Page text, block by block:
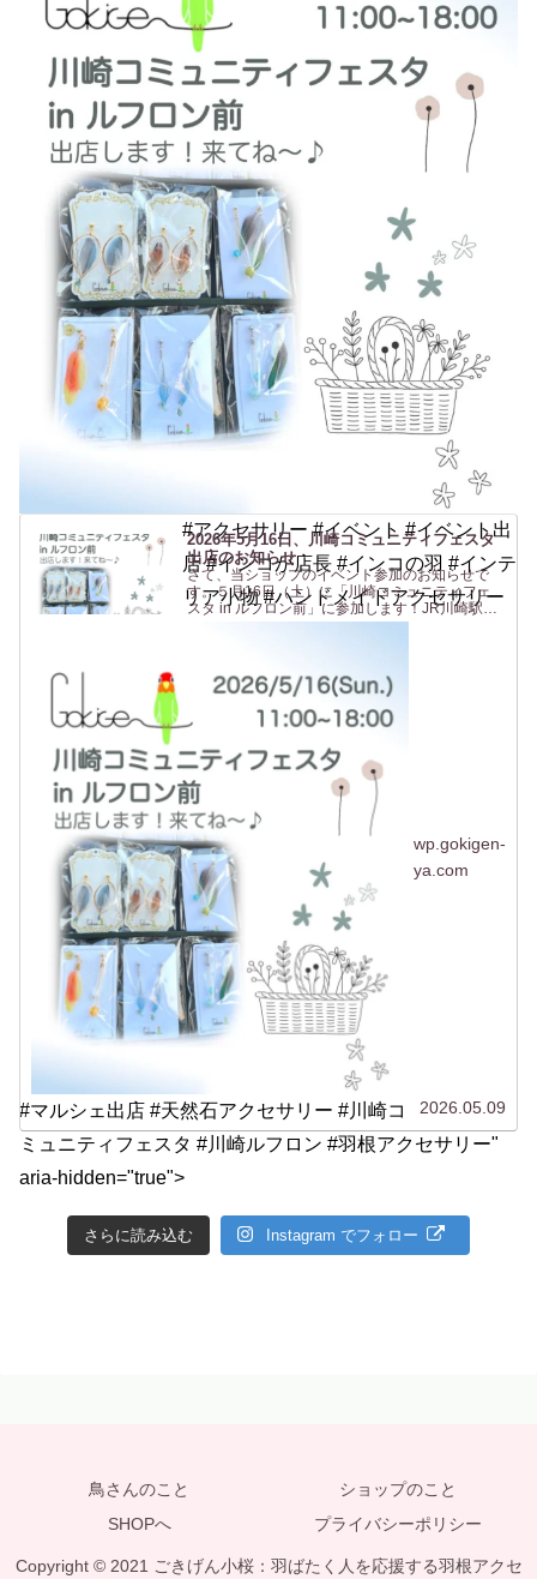
2026年5月16日、川崎コミュニティフェスタ
出店のお知らせ
さて、当ショップのイベント参加のお知らせで
す。５月16日（土）に「川崎コミュニティフェ
スタ in ルフロン前」に参加します！JR川崎駅東
口 からすぐの駅前広場(ルフロン前広場)での開催
wp.gokigen-
ya.com
2026.05.09
#アクセサリー #イベント #イベント出
店 #インコが店長 #インコの羽 #インテ
リア小物 #ハンドメイドアクセサリー
#マルシェ出店 #天然石アクセサリー #川崎コ
ミュニティフェスタ #川崎ルフロン #羽根アクセサリー"
aria-hidden="true">
さらに読み込む Instagram でフォロー
鳥さんのこと
ショップのこと
SHOPへ
プライバシーポリシー
Copyright © 2021 ごきげん小桜：羽ばたく人を応援する羽根アクセ